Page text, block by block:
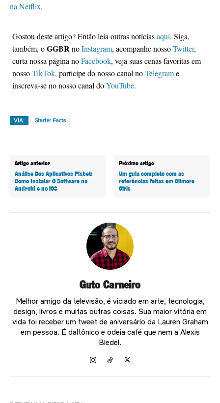
na Netflix.
Gostou deste artigo? Então leia outras notíciasaqui. Siga,
também, oGGBRnoInstagram, acompanhe nossoTwitter,
curta nossa página noFacebook, veja suas cenas favoritas em
nossoTikTok, participe do nosso canal noTelegrame
inscreva-se no nosso canal doYouTube.
VIA: Starter Facts
Artigo anterior
Análise Dos Aplicativos Pixbet:
Como Instalar O Software no
Android e no iOS
Próximo artigo
Um guia completo com as
referências feitas em Gilmore
Girls
Guto Carneiro
Melhor amigo da televisão, é viciado em arte, tecnologia,
design, livros e muitas outras coisas. Sua maior vitória em
vida foi receber um tweet de aniversário da Lauren Graham
em pessoa. É daltônico e odeia café que nem a Alexis
Bledel.